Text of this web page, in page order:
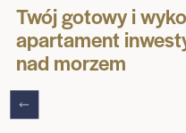
Twój gotowy i
apartament
nad morzem